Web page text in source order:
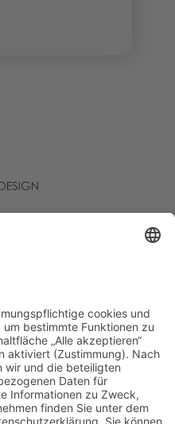
Service
48
449
- Eiserfeld